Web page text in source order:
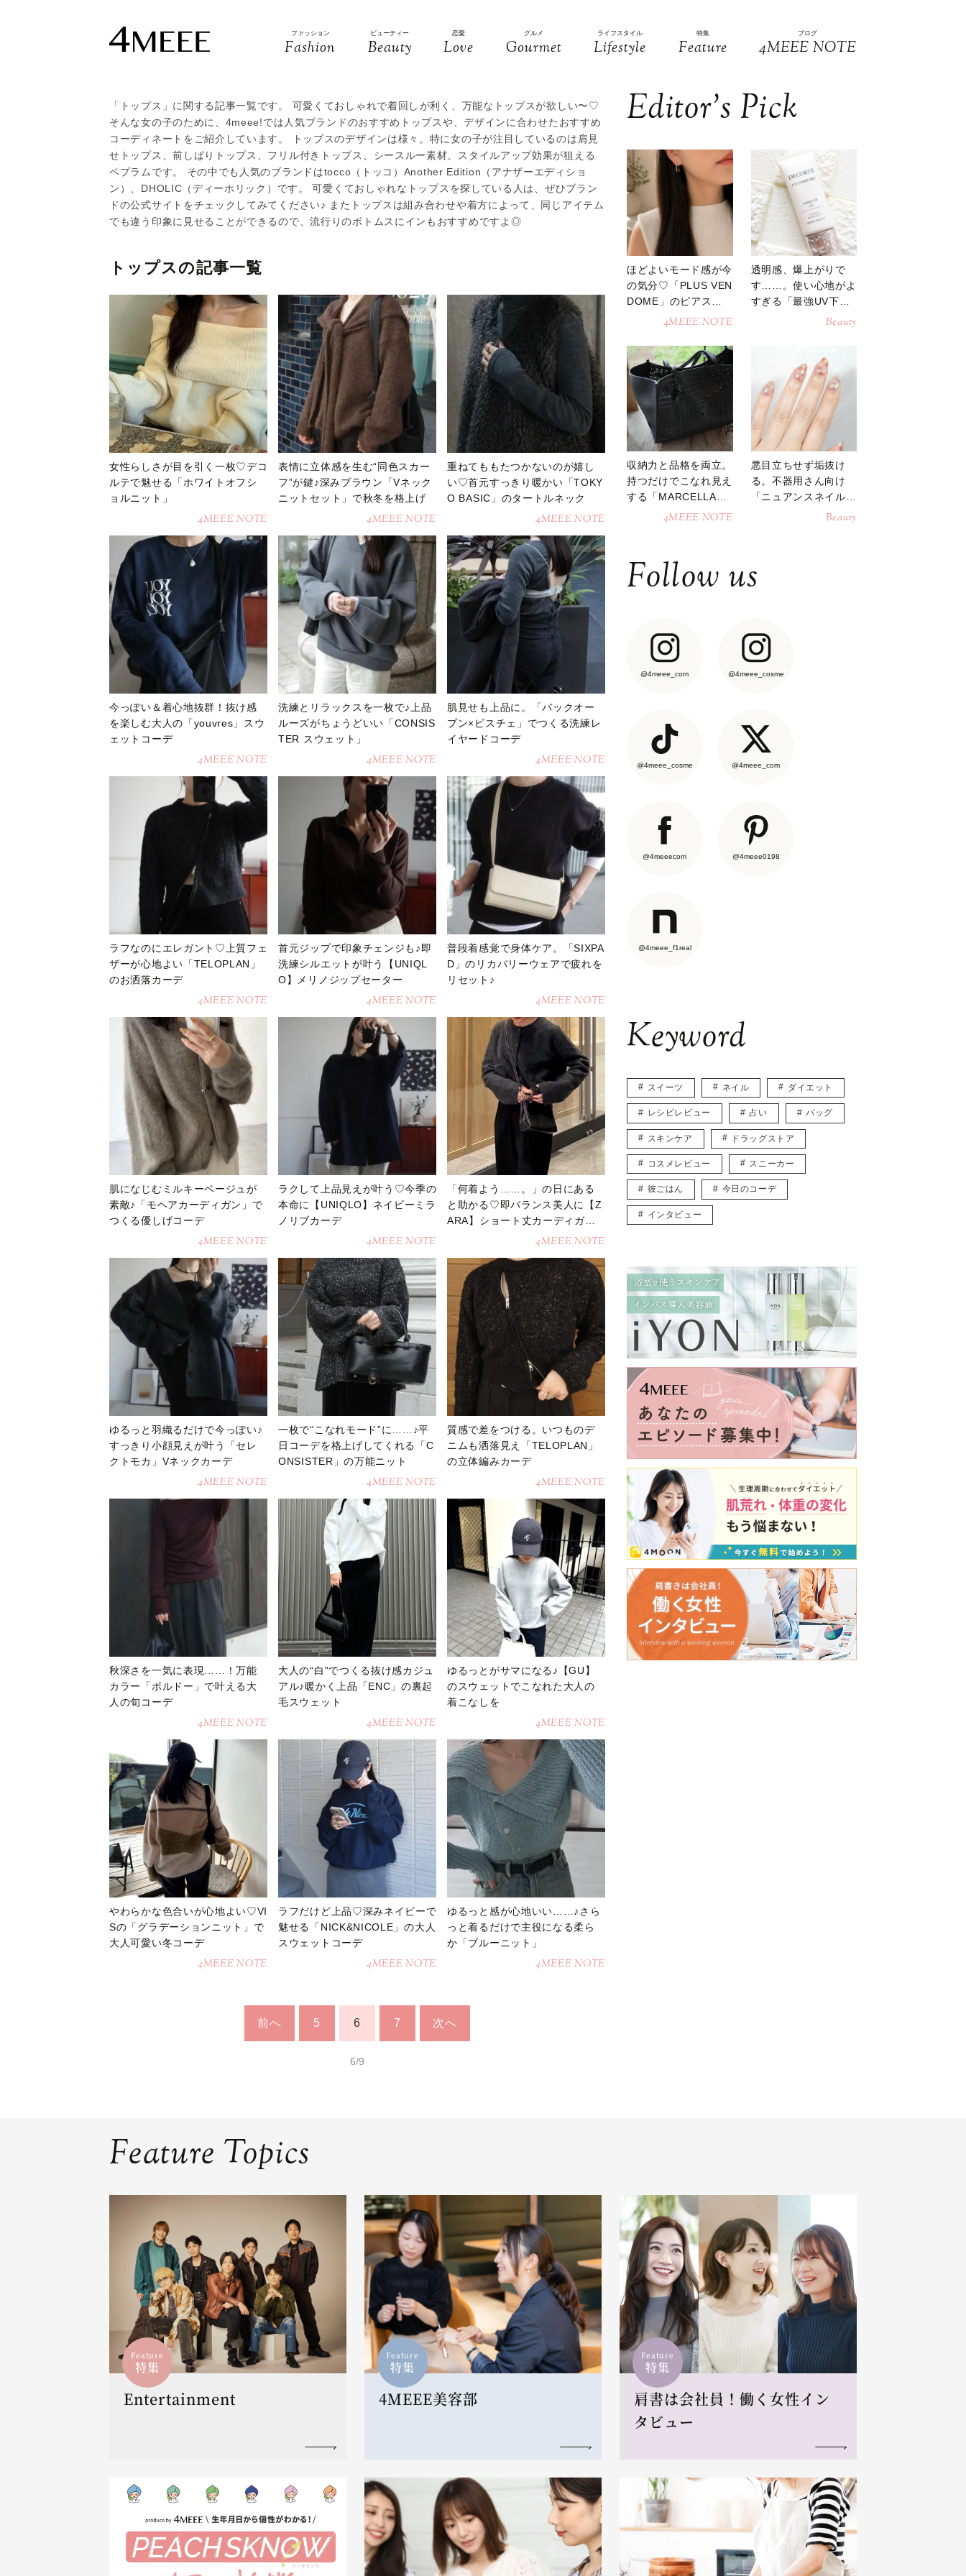
ファッション
Fashion
ビューティー
Beauty
恋愛
Love
グルメ
Gourmet
ライフスタイル
Lifestyle
特集
Feature
ブログ
4MEEE NOTE
「トップス」に関する記事一覧です。 可愛くておしゃれで着回しが利く、万能なトップスが欲しい〜♡
そんな女の子のために、4meee!では人気ブランドのおすすめトップスや、デザインに合わせたおすすめ
コーディネートをご紹介しています。 トップスのデザインは様々。特に女の子が注目しているのは肩見
せトップス、前しばりトップス、フリル付きトップス、シースルー素材、スタイルアップ効果が狙える
ペプラムです。 その中でも人気のブランドはtocco（トッコ）Another Edition（アナザーエディショ
ン）、DHOLIC（ディーホリック）です。 可愛くておしゃれなトップスを探している人は、ぜひブラン
ドの公式サイトをチェックしてみてください♪ またトップスは組み合わせや着方によって、同じアイテム
でも違う印象に見せることができるので、流行りのボトムスにインもおすすめですよ◎
トップスの記事一覧
女性らしさが目を引く一枚♡デコ
ルテで魅せる「ホワイトオフシ
ョルニット」
4MEEE NOTE
表情に立体感を生む“同色スカー
フ”が鍵♪深みブラウン「Vネック
ニットセット」で秋冬を格上げ
4MEEE NOTE
重ねてももたつかないのが嬉し
い♡首元すっきり暖かい「TOKY
O BASIC」のタートルネック
4MEEE NOTE
今っぽい＆着心地抜群！抜け感
を楽しむ大人の「youvres」スウ
ェットコーデ
4MEEE NOTE
洗練とリラックスを一枚で♪上品
ルーズがちょうどいい「CONSIS
TER スウェット」
4MEEE NOTE
肌見せも上品に。「バックオー
プン×ビスチェ」でつくる洗練レ
イヤードコーデ
4MEEE NOTE
ラフなのにエレガント♡上質フェ
ザーが心地よい「TELOPLAN」
のお洒落カーデ
4MEEE NOTE
首元ジップで印象チェンジも♪即
洗練シルエットが叶う【UNIQL
O】メリノジップセーター
4MEEE NOTE
普段着感覚で身体ケア。「SIXPA
D」のリカバリーウェアで疲れを
リセット♪
4MEEE NOTE
肌になじむミルキーベージュが
素敵♪「モヘアカーディガン」で
つくる優しげコーデ
4MEEE NOTE
ラクして上品見えが叶う♡今季の
本命に【UNIQLO】ネイビーミラ
ノリブカーデ
4MEEE NOTE
「何着よう……。」の日にある
と助かる♡即バランス美人に【Z
ARA】ショート丈カーディガン
4MEEE NOTE
ゆるっと羽織るだけで今っぽい♪
すっきり小顔見えが叶う「セレ
クトモカ」Vネックカーデ
4MEEE NOTE
一枚で“こなれモード”に……♪平
日コーデを格上げしてくれる「C
ONSISTER」の万能ニット
4MEEE NOTE
質感で差をつける。いつものデ
ニムも洒落見え「TELOPLAN」
の立体編みカーデ
4MEEE NOTE
秋深さを一気に表現……！万能
カラー「ボルドー」で叶える大
人の旬コーデ
4MEEE NOTE
大人の“白”でつくる抜け感カジュ
アル♪暖かく上品「ENC」の裏起
毛スウェット
4MEEE NOTE
ゆるっとがサマになる♪【GU】
のスウェットでこなれた大人の
着こなしを
4MEEE NOTE
やわらかな色合いが心地よい♡VI
Sの「グラデーションニット」で
大人可愛い冬コーデ
4MEEE NOTE
ラフだけど上品♡深みネイビーで
魅せる「NICK&NICOLE」の大人
スウェットコーデ
4MEEE NOTE
ゆるっと感が心地いい……♪さら
っと着るだけで主役になる柔ら
か「ブルーニット」
4MEEE NOTE
前へ 5 6 7 次へ
6/9
Editor’s Pick
ほどよいモード感が今
の気分♡「PLUS VEN
DOME」のピアスが
4MEEE NOTE
透明感、爆上がりで
す……。使い心地がよ
すぎる「最強UV下
Beauty
収納力と品格を両立。
持つだけでこなれ見え
する「MARCELLAト
ートバッグ」4MEEE NOTE
悪目立ちせず垢抜け
る。不器用さん向け
「ニュアンスネイル」
Beauty
Follow us
@4meee_com @4meee_cosme
@4meee_cosme @4meee_com
@4meeecom @4meee0198
@4meee_f1real
Keyword
スイーツ ネイル ダイエット
レシピレビュー 占い バッグ
スキンケア ドラッグストア
コスメレビュー スニーカー
彼ごはん 今日のコーデ
インタビュー
Feature Topics
Feature
特集
Entertainment
Feature
特集
4MEEE美容部
Feature
特集
肩書は会社員！働く女性イン
タビュー